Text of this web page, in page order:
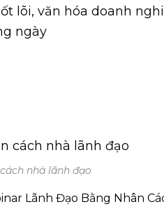
lõi, văn hóa doanh
ngày
nhà lãnh đạo
Lãnh Đạo Bằng Nhân